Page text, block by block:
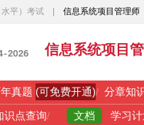
平）考试 信息系统项目管理师
信息系统项目
真题 (可免费开通)/ 分章知
识点查询/ 文档 学习